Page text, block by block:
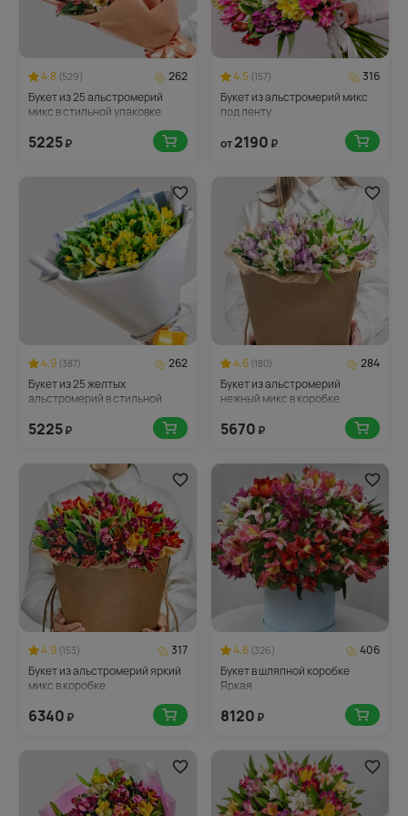
4.8 (529)
262
Букет из 25 альстромерий
микс в стильной упаковке
5225₽
4.5 (157)
316
Букет из альстромерий микс
под ленту
от2190 ₽
4.9 (387)
262
Букет из 25 желтых
альстромерий в стильной
5225₽
4.6 (180)
284
Букет из альстромерий
нежный микс в коробке
5670 ₽
4.9 (153)
317
Букет из альстромерий яркий
микс в коробке
6340 ₽
4.6 (326)
406
Букет в шляпной коробке
Яркая
8120 ₽